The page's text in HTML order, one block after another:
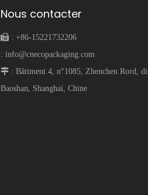
Nous contacter
 : +86-15221732206
: info@cnecopackaging.com
 : Bâtiment 4, n°1085, Zhenchen Rord,
Baoshan, Shanghai, Chine